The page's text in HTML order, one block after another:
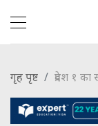
गृह पृष्ट प्रदेश १